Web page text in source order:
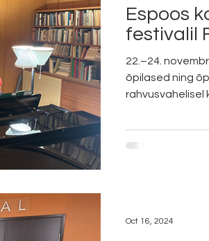
Espoos
festivalil
22.–24.
õpilased ning
rahvusvahelisel
Oct 16, 2024